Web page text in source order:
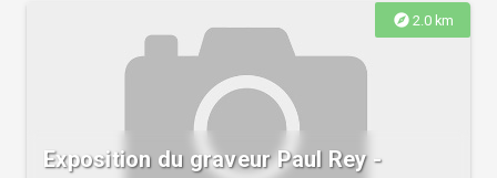
d’eau se transformera une nouvelle fois en un lieu de
détente, de découverte et de rencontres, ouvert à toutes
les générations.
explore 2.0 km
Exposition du graveur Paul Rey -